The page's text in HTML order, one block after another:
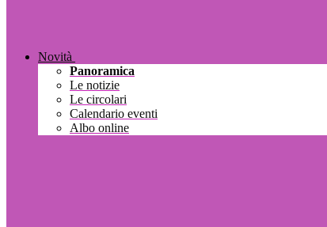
Novità
Panoramica
Le notizie
Le circolari
Calendario eventi
Albo online